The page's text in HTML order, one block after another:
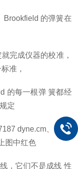
Brookfield 的弹簧在
完成仪器的校准，
准，
的每一根弹 簧都经
定
dyne.cm、HA 1
图中红色
，它们不是成线 性